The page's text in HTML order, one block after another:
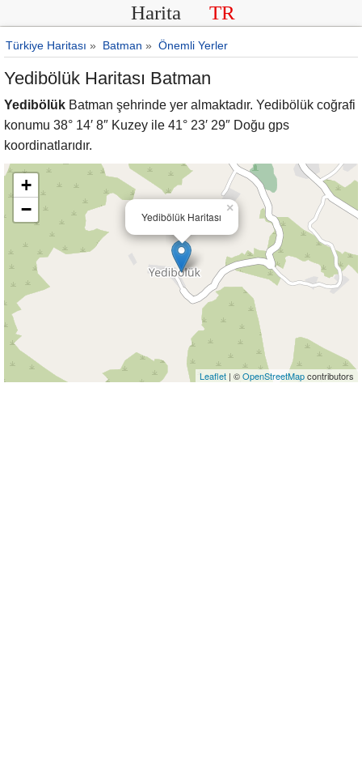
Harita TR
Türkiye Haritası » Batman » Önemli Yerler
Yedibölük Haritası Batman
Yedibölük Batman şehrinde yer almaktadır. Yedibölük coğrafi
konumu 38° 14′ 8″ Kuzey ile 41° 23′ 29″ Doğu gps
koordinatlarıdır.
Yedibölük Haritası
×
+
−
Leaflet | ©OpenStreetMapcontributors